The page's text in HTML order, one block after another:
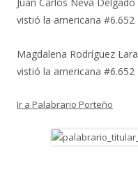
Juan Carlos Neva Delgado
vistió la americana #6.652
Magdalena Rodríguez Lara
vistió la americana #6.652
Ir a Palabrario Porteño